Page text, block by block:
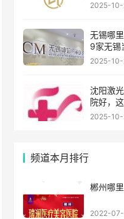
2025-
无锡哪
9家无锡
2025-
沈阳激
院好，
得你看看
2025-
频道本月排行
郴州哪
2022-